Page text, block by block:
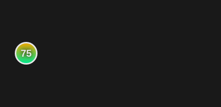
75